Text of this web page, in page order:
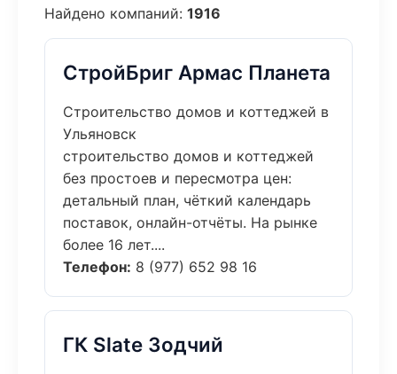
Найдено компаний: 1916
СтройБриг Армас Планета
Строительство домов и коттеджей в
Ульяновск
строительство домов и коттеджей
без простоев и пересмотра цен:
детальный план, чёткий календарь
поставок, онлайн-отчёты. На рынке
более 16 лет....
Телефон: 8 (977) 652 98 16
ГК Slate Зодчий